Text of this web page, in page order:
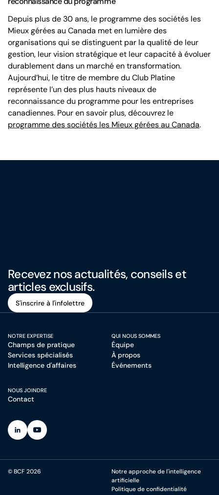
Depuis plus de 30 ans, le programme des sociétés les
Mieux gérées au Canada met en lumière des
organisations qui se distinguent par la qualité de leur
gestion, leur vision stratégique et leur capacité à évoluer
durablement dans un marché en transformation.
Aujourd’hui, le titre de membre du Club Platine
représente l’un des plus hauts niveaux de
reconnaissance du programme pour les entreprises
canadiennes. Pour en savoir plus, découvrez le
programme des sociétés les Mieux gérées au Canada.
Recevez nos actualités, conseils et
articles exclusifs.
S'inscrire à l'infolettre
NOTRE EXPERTISE
Champs de pratique
Services spécialisés
Intelligence d'affaires
QUI NOUS SOMMES
Équipe
À propos
Événements
NOUS JOINDRE
Contact
(Ouvre dans un nouvel onglet)
(Ouvre dans un nouvel onglet)
© BCF 2026
Notre approche de l'intelligence
artificielle
Politique de confidentialité